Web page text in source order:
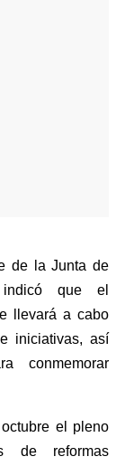
de la Junta de
indicó que el
llevará a cabo
iniciativas, así
conmemorar
el pleno
de reformas